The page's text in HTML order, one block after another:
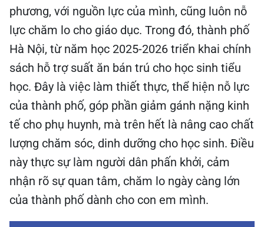
phương, với nguồn lực của mình, cũng luôn nỗ
lực chăm lo cho giáo dục. Trong đó, thành phố
Hà Nội, từ năm học 2025-2026 triển khai chính
sách hỗ trợ suất ăn bán trú cho học sinh tiểu
học. Đây là việc làm thiết thực, thể hiện nỗ lực
của thành phố, góp phần giảm gánh nặng kinh
tế cho phụ huynh, mà trên hết là nâng cao chất
lượng chăm sóc, dinh dưỡng cho học sinh. Điều
này thực sự làm người dân phấn khởi, cảm
nhận rõ sự quan tâm, chăm lo ngày càng lớn
của thành phố dành cho con em mình.